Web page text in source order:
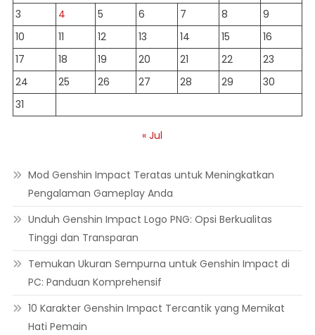
3
4 5 6 7 8
9
10
11 12 13 14 15
16
17
18 19 20 21 22
23
24
25 26 27 28 29
30
31
« Jul
Mod Genshin Impact Teratas untuk Meningkatkan
Pengalaman Gameplay Anda
Unduh Genshin Impact Logo PNG: Opsi Berkualitas
Tinggi dan Transparan
Temukan Ukuran Sempurna untuk Genshin Impact di
PC: Panduan Komprehensif
10 Karakter Genshin Impact Tercantik yang Memikat
Hati Pemain